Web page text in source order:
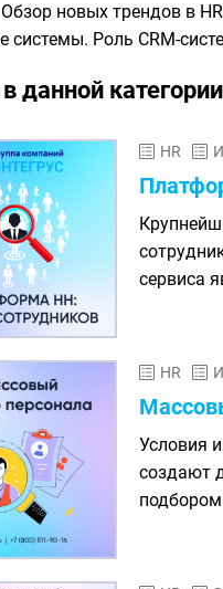
новых трендов в
системы. Роль CRM-
данной
HR
сервиса
HR
Условия
создают